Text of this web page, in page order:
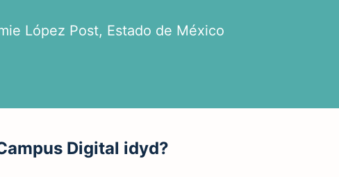
López Post, Estado de México
Digital idyd?